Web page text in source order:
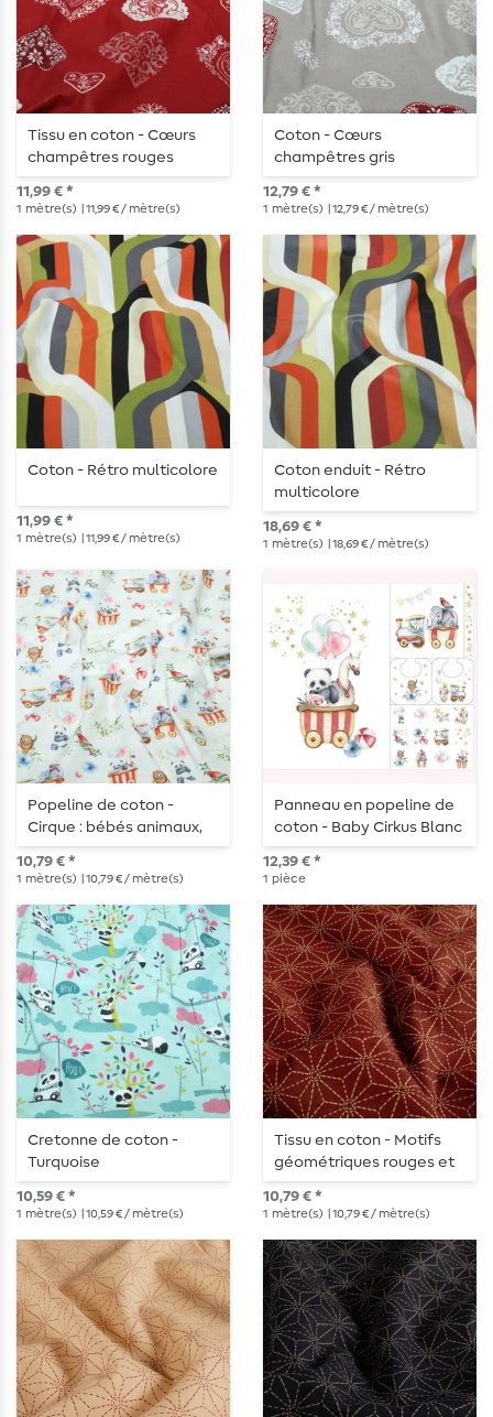
Tissu en coton - Cœurs
champêtres rouges
11,99 € *
1 mètre(s) | 11,99 € / mètre(s)
Coton - Cœurs
champêtres gris
12,79 € *
1 mètre(s) | 12,79 € / mètre(s)
Coton - Rétro multicolore
11,99 € *
1 mètre(s) | 11,99 € / mètre(s)
Coton enduit - Rétro
multicolore
18,69 € *
1 mètre(s) | 18,69 € / mètre(s)
Popeline de coton -
Cirque : bébés animaux,
Blanc et Multicolore
10,79 € *
1 mètre(s) | 10,79 € / mètre(s)
Panneau en popeline de
coton - Baby Cirkus Blanc
multicolore
12,39 € *
1 pièce
Cretonne de coton -
Turquoise
10,59 € *
1 mètre(s) | 10,59 € / mètre(s)
Tissu en coton - Motifs
géométriques rouges et
Beige
10,79 € *
1 mètre(s) | 10,79 € / mètre(s)